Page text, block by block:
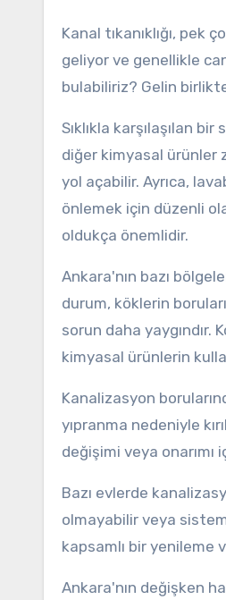
Kanal tıkanıklığı, pek çok ev sahibinin karşılaştığı yaygın bir sorundur. Ankara'da da bu sorun sık sık gündeme
geliyor ve genellikle can
bulabiliriz? Gelin
Sıklıkla karşılaşılan
diğer kimyasal ürünler
yol açabilir. Ayrıca,
önlemek için düzenli
oldukça önemlidir.
Ankara'nın bazı
durum, köklerin
sorun daha yaygındır.
kimyasal ürünlerin
Kanalizasyon
yıpranma nedeniyle
değişimi veya
Bazı evlerde
olmayabilir veya
kapsamlı bir yenileme
Ankara'nın değişken